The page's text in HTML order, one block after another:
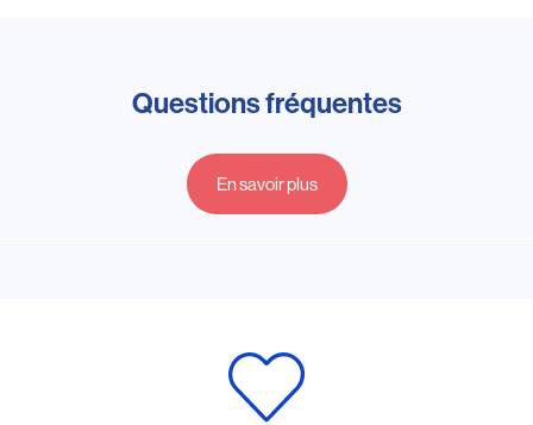
Questions fréquentes
En savoir plus